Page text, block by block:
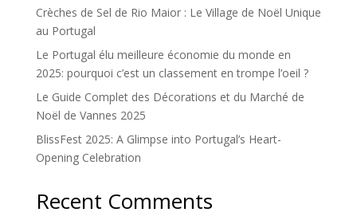
Crèches de Sel de Rio Maior : Le Village de Noël Unique
au Portugal
Le Portugal élu meilleure économie du monde en
2025: pourquoi c’est un classement en trompe l’oeil ?
Le Guide Complet des Décorations et du Marché de
Noël de Vannes 2025
BlissFest 2025: A Glimpse into Portugal’s Heart-
Opening Celebration
Recent Comments